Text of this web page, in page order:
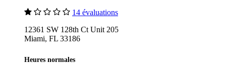
14 évaluations
12361 SW 128th Ct Unit 205
Miami, FL 33186
Heures normales